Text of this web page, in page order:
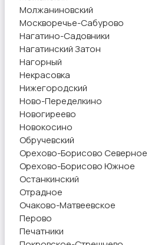
Молжаниновский
Москворечье-Сабурово
Нагатино-Садовники
Нагатинский Затон
Нагорный
Некрасовка
Нижегородский
Ново-Переделкино
Новогиреево
Новокосино
Обручевский
Орехово-Борисово Северное
Орехово-Борисово Южное
Останкинский
Отрадное
Очаково-Матвеевское
Перово
Печатники